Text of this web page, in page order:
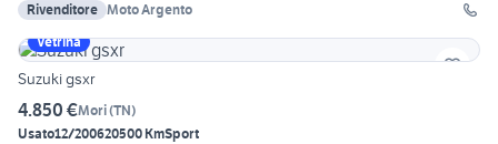
Rivenditore Moto Argento
Vetrina
Suzuki gsxr
4.850 €Mori(TN)
Usato12/200620500 KmSport